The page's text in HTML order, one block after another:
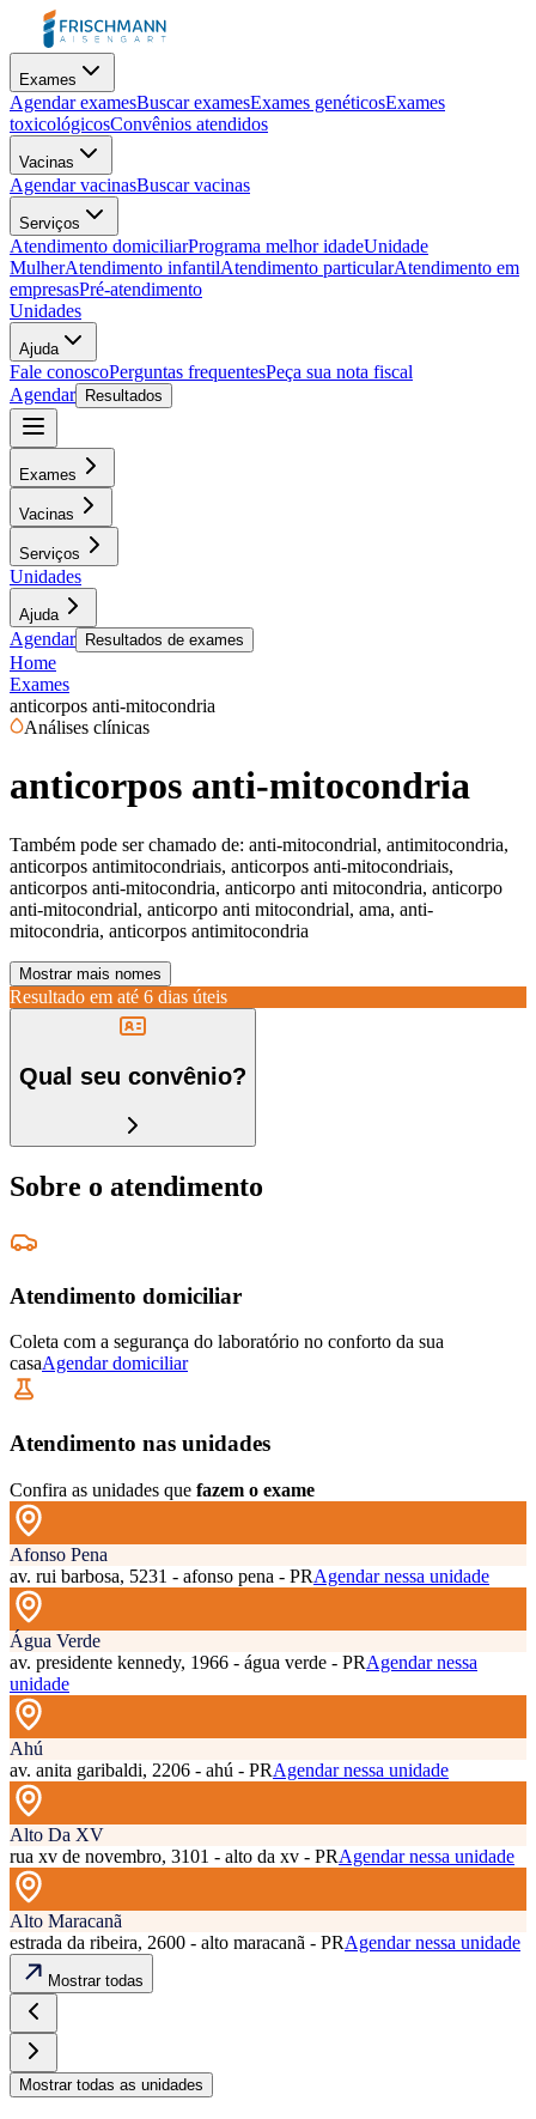
Exames
Agendar examesBuscar examesExames genéticosExames
toxicológicosConvênios atendidos
Vacinas
Agendar vacinasBuscar vacinas
Serviços
Atendimento domiciliarPrograma melhor idadeUnidade
MulherAtendimento infantilAtendimento particularAtendimento em
empresasPré-atendimento
Unidades
Ajuda
Fale conoscoPerguntas frequentesPeça sua nota fiscal
Agendar
Resultados
Exames
Vacinas
Serviços
Unidades
Ajuda
Agendar Resultados de exames
Home
Exames
anticorpos anti-mitocondria
Análises clínicas
anticorpos anti-mitocondria
Também pode ser chamado de: anti-mitocondrial, antimitocondria,
anticorpos antimitocondriais, anticorpos anti-mitocondriais,
anticorpos anti-mitocondria, anticorpo anti mitocondria, anticorpo
anti-mitocondrial, anticorpo anti mitocondrial, ama, anti-
mitocondria, anticorpos antimitocondria
Mostrar mais nomes
Resultado em até 6 dias úteis
Qual seu convênio?
Sobre o atendimento
Atendimento domiciliar
Coleta com a segurança do laboratório no conforto da sua
casaAgendar domiciliar
Atendimento nas unidades
Confira as unidades que fazem o exame
Afonso Pena
av. rui barbosa, 5231 - afonso pena - PRAgendar nessa unidade
Água Verde
av. presidente kennedy, 1966 - água verde - PRAgendar nessa
unidade
Ahú
av. anita garibaldi, 2206 - ahú - PRAgendar nessa unidade
Alto Da XV
rua xv de novembro, 3101 - alto da xv - PRAgendar nessa unidade
Alto Maracanã
estrada da ribeira, 2600 - alto maracanã - PRAgendar nessa unidade
Mostrar todas
Mostrar todas as unidades